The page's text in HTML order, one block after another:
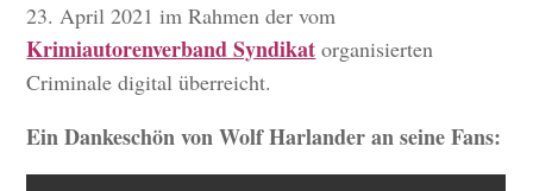
23. April 2021 im Rahmen der vom
Krimiautorenverband Syndikat organisierten
Criminale digital überreicht.
Ein Dankeschön von Wolf Harlander an seine Fans: